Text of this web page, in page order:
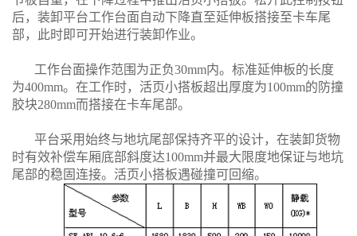
后，装卸平台工作台面自动下降直至延伸板搭接至卡车尾
部，此时即可开始进行装卸作业。
工作台面操作范围为正负30mm内。标准延伸板的长度
为400mm。在工作时，活页小搭板超出厚度为100mm的防撞
胶块280mm而搭接在卡车尾部。
平台采用始终与地坑尾部保持齐平的设计，在装卸货物
时有效补偿车厢底部斜度达100mm并最大限度地保证与地坑
尾部的稳固连接。活页小搭板遇碰撞可回缩。